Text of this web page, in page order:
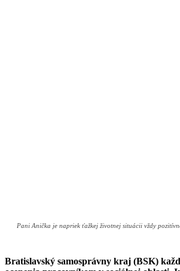
Pani Anička je napriek ťažkej životnej situácii vždy
Bratislavský samosprávny kraj (BSK)